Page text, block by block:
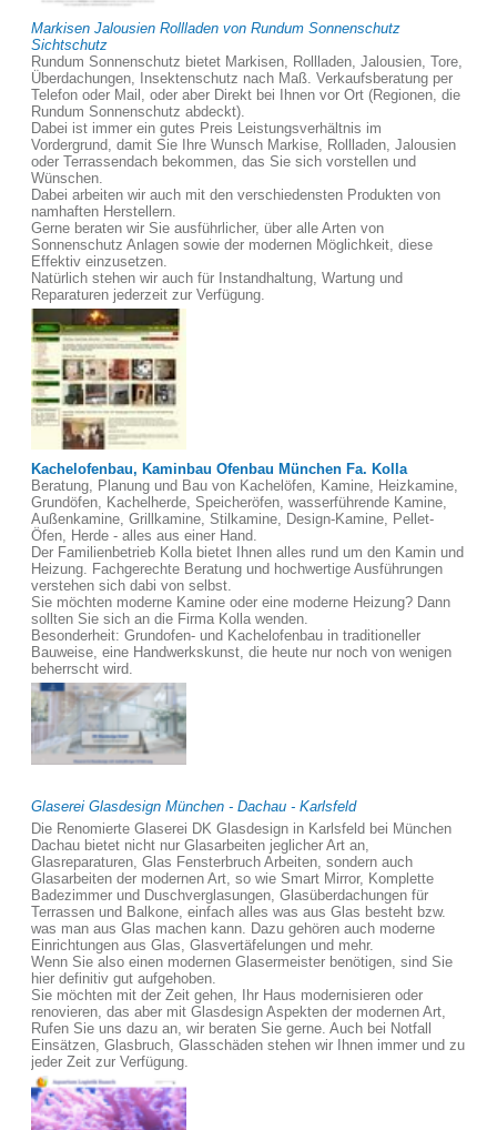
Markisen Jalousien Rollladen von Rundum Sonnenschutz
Sichtschutz
Rundum Sonnenschutz bietet Markisen, Rollladen, Jalousien, Tore,
Überdachungen, Insektenschutz nach Maß. Verkaufsberatung per
Telefon oder Mail, oder aber Direkt bei Ihnen vor Ort (Regionen, die
Rundum Sonnenschutz abdeckt).
Dabei ist immer ein gutes Preis Leistungsverhältnis im
Vordergrund, damit Sie Ihre Wunsch Markise, Rollladen, Jalousien
oder Terrassendach bekommen, das Sie sich vorstellen und
Wünschen.
Dabei arbeiten wir auch mit den verschiedensten Produkten von
namhaften Herstellern.
Gerne beraten wir Sie ausführlicher, über alle Arten von
Sonnenschutz Anlagen sowie der modernen Möglichkeit, diese
Effektiv einzusetzen.
Natürlich stehen wir auch für Instandhaltung, Wartung und
Reparaturen jederzeit zur Verfügung.
Kachelofenbau, Kaminbau Ofenbau München Fa. Kolla
Beratung, Planung und Bau von Kachelöfen, Kamine, Heizkamine,
Grundöfen, Kachelherde, Speicheröfen, wasserführende Kamine,
Außenkamine, Grillkamine, Stilkamine, Design-Kamine, Pellet-
Öfen, Herde - alles aus einer Hand.
Der Familienbetrieb Kolla bietet Ihnen alles rund um den Kamin und
Heizung. Fachgerechte Beratung und hochwertige Ausführungen
verstehen sich dabi von selbst.
Sie möchten moderne Kamine oder eine moderne Heizung? Dann
sollten Sie sich an die Firma Kolla wenden.
Besonderheit: Grundofen- und Kachelofenbau in traditioneller
Bauweise, eine Handwerkskunst, die heute nur noch von wenigen
beherrscht wird.
Glaserei Glasdesign München - Dachau - Karlsfeld
Die Renomierte Glaserei DK Glasdesign in Karlsfeld bei München
Dachau bietet nicht nur Glasarbeiten jeglicher Art an,
Glasreparaturen, Glas Fensterbruch Arbeiten, sondern auch
Glasarbeiten der modernen Art, so wie Smart Mirror, Komplette
Badezimmer und Duschverglasungen, Glasüberdachungen für
Terrassen und Balkone, einfach alles was aus Glas besteht bzw.
was man aus Glas machen kann. Dazu gehören auch moderne
Einrichtungen aus Glas, Glasvertäfelungen und mehr.
Wenn Sie also einen modernen Glasermeister benötigen, sind Sie
hier definitiv gut aufgehoben.
Sie möchten mit der Zeit gehen, Ihr Haus modernisieren oder
renovieren, das aber mit Glasdesign Aspekten der modernen Art,
Rufen Sie uns dazu an, wir beraten Sie gerne. Auch bei Notfall
Einsätzen, Glasbruch, Glasschäden stehen wir Ihnen immer und zu
jeder Zeit zur Verfügung.